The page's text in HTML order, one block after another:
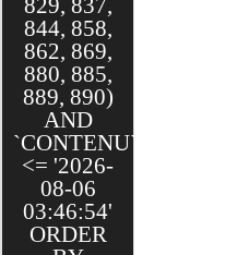
844, 858,
862, 869,
880, 885,
889, 890)
AND
`CONTENU`.`DATE`
<= '2026-
08-06
03:46:54'
ORDER